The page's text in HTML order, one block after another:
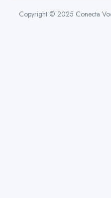
Copyright © 2025 Conecta